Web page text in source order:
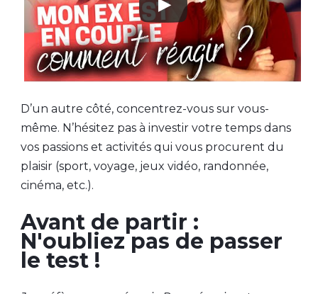
D’un autre côté, concentrez-vous sur vous-
même. N’hésitez pas à investir votre temps dans
vos passions et activités qui vous procurent du
plaisir (sport, voyage, jeux vidéo, randonnée,
cinéma, etc.).
Avant de partir :
N'oubliez pas de passer
le test !